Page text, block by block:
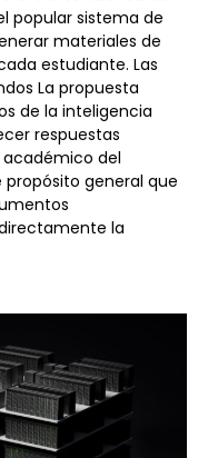
popular sistema de
materiales de
estudiante. Las
La propuesta
de la inteligencia
respuestas
del
general que
la